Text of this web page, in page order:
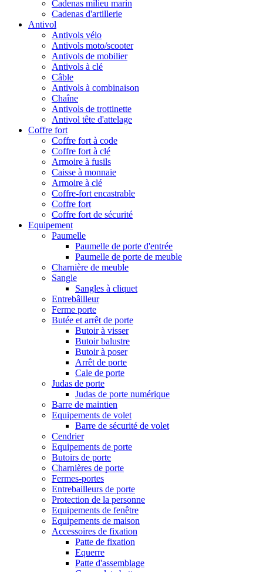
Cadenas milieu marin
Cadenas d'artillerie
Antivol
Antivols vélo
Antivols moto/scooter
Antivols de mobilier
Antivols à clé
Câble
Antivols à combinaison
Chaîne
Antivols de trottinette
Antivol tête d'attelage
Coffre fort
Coffre fort à code
Coffre fort à clé
Armoire à fusils
Caisse à monnaie
Armoire à clé
Coffre-fort encastrable
Coffre fort
Coffre fort de sécurité
Equipement
Paumelle
Paumelle de porte d'entrée
Paumelle de porte de meuble
Charnière de meuble
Sangle
Sangles à cliquet
Entrebâilleur
Ferme porte
Butée et arrêt de porte
Butoir à visser
Butoir balustre
Butoir à poser
Arrêt de porte
Cale de porte
Judas de porte
Judas de porte numérique
Barre de maintien
Equipements de volet
Barre de sécurité de volet
Cendrier
Equipements de porte
Butoirs de porte
Charnières de porte
Fermes-portes
Entrebailleurs de porte
Protection de la personne
Equipements de fenêtre
Equipements de maison
Accessoires de fixation
Patte de fixation
Equerre
Patte d'assemblage